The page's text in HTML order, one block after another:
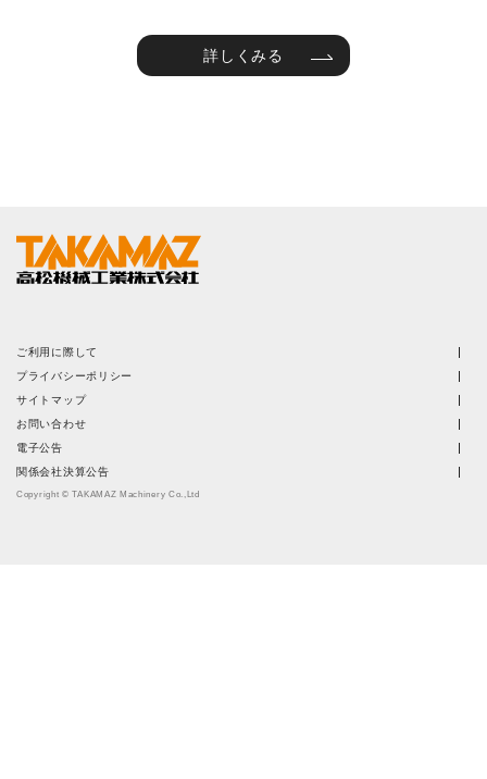
詳しくみる
ご利用に際して
プライバシーポリシー
サイトマップ
お問い合わせ
電子公告
関係会社決算公告
Copyright © TAKAMAZ Machinery Co.,Ltd